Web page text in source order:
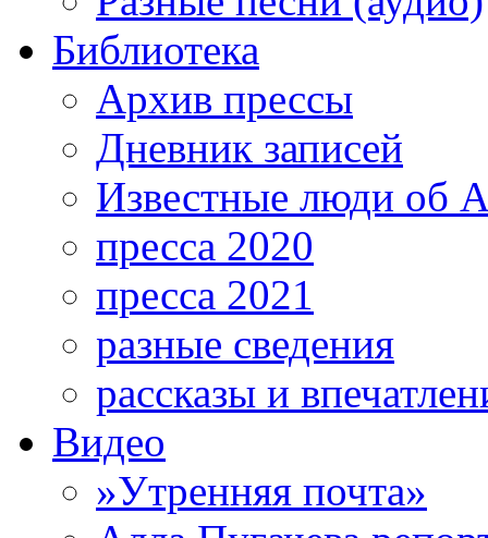
Библиотека
Архив прессы
Дневник записей
Известные люди об
пресса 2020
пресса 2021
разные сведения
рассказы и
Видео
»Утренняя почта»